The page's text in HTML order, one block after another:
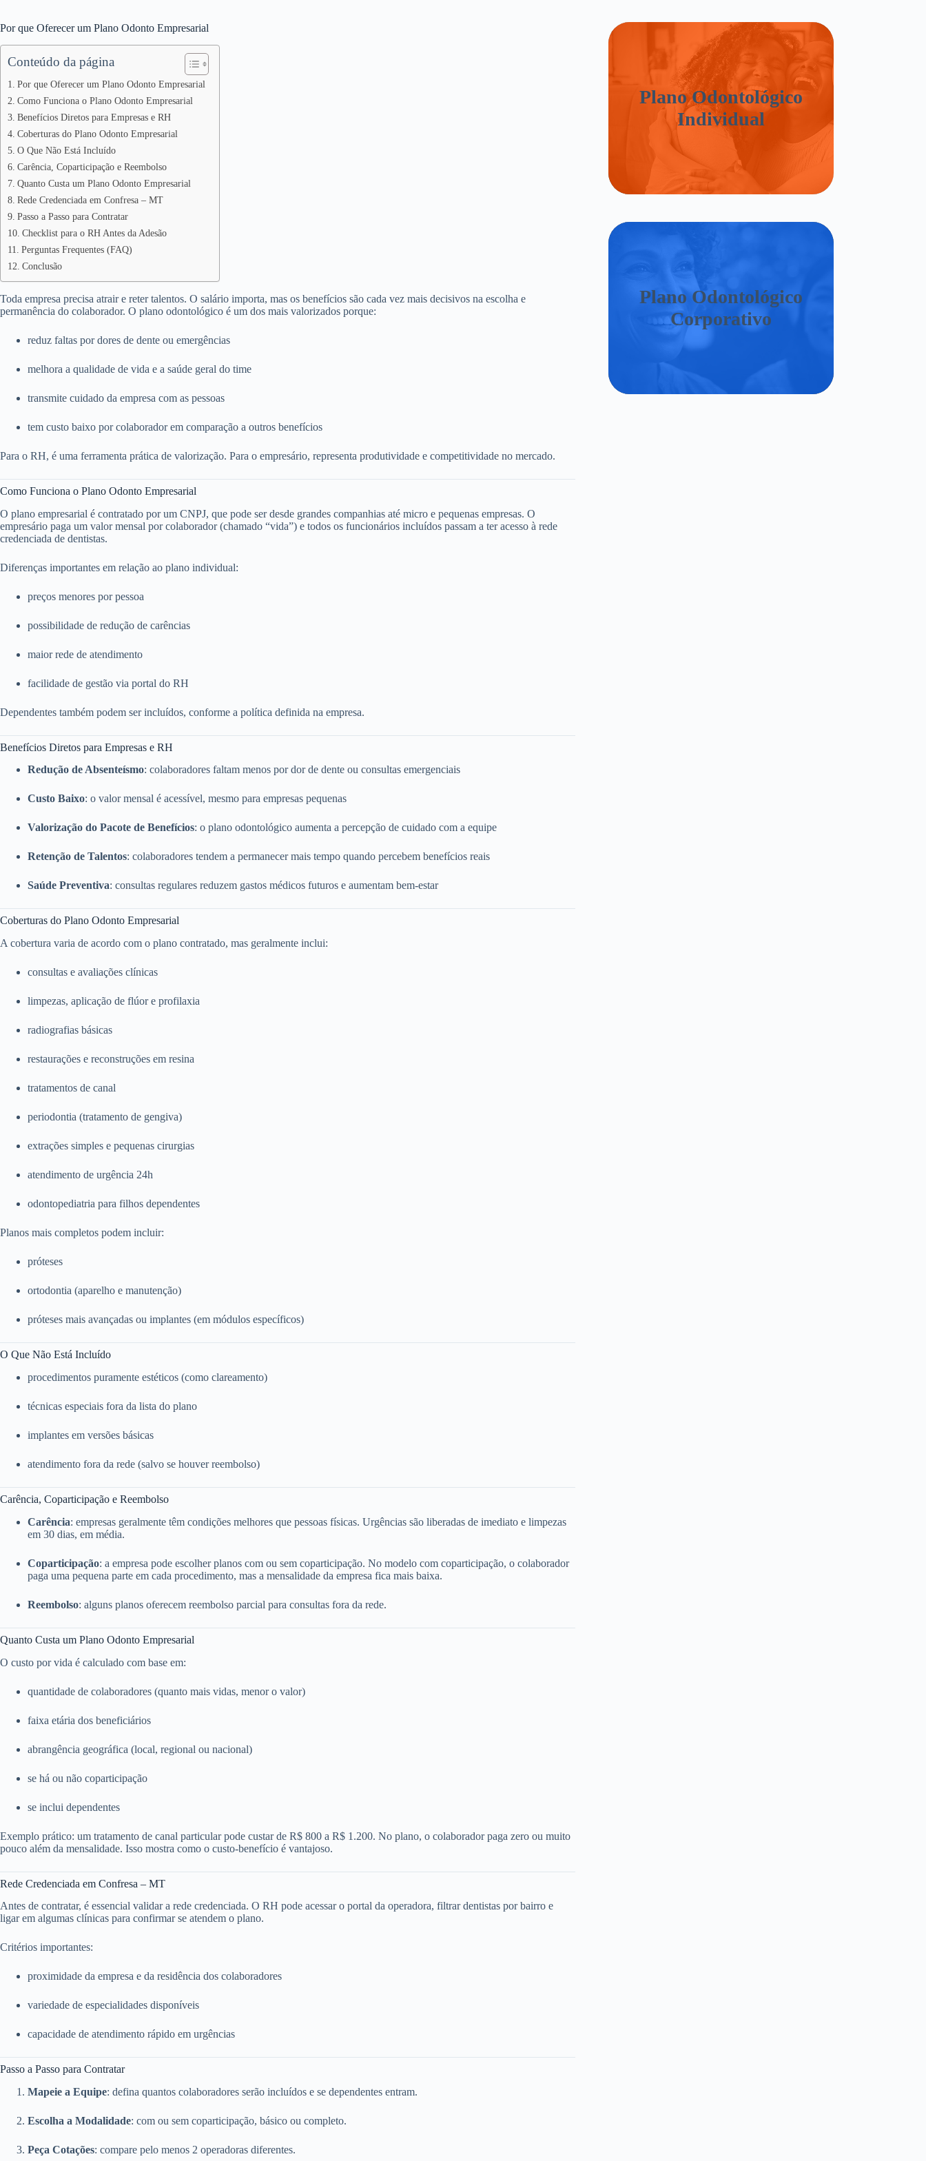
Por que Oferecer um Plano Odonto Empresarial
Conteúdo da página
Por que Oferecer um Plano Odonto Empresarial
Como Funciona o Plano Odonto Empresarial
Benefícios Diretos para Empresas e RH
Coberturas do Plano Odonto Empresarial
O Que Não Está Incluído
Carência, Coparticipação e Reembolso
Quanto Custa um Plano Odonto Empresarial
Rede Credenciada em Confresa – MT
Passo a Passo para Contratar
Checklist para o RH Antes da Adesão
Perguntas Frequentes (FAQ)
Conclusão
Toda empresa precisa atrair e reter talentos. O salário importa, mas os benefícios são cada vez mais decisivos na escolha e
permanência do colaborador. O plano odontológico é um dos mais valorizados porque:
reduz faltas por dores de dente ou emergências
melhora a qualidade de vida e a saúde geral do time
transmite cuidado da empresa com as pessoas
tem custo baixo por colaborador em comparação a outros benefícios
Para o RH, é uma ferramenta prática de valorização. Para o empresário, representa produtividade e competitividade no mercado.
Como Funciona o Plano Odonto Empresarial
O plano empresarial é contratado por um CNPJ, que pode ser desde grandes companhias até micro e pequenas empresas. O
empresário paga um valor mensal por colaborador (chamado “vida”) e todos os funcionários incluídos passam a ter acesso à rede
credenciada de dentistas.
Diferenças importantes em relação ao plano individual:
preços menores por pessoa
possibilidade de redução de carências
maior rede de atendimento
facilidade de gestão via portal do RH
Dependentes também podem ser incluídos, conforme a política definida na empresa.
Benefícios Diretos para Empresas e RH
Redução de Absenteísmo: colaboradores faltam menos por dor de dente ou consultas emergenciais
Custo Baixo: o valor mensal é acessível, mesmo para empresas pequenas
Valorização do Pacote de Benefícios: o plano odontológico aumenta a percepção de cuidado com a equipe
Retenção de Talentos: colaboradores tendem a permanecer mais tempo quando percebem benefícios reais
Saúde Preventiva: consultas regulares reduzem gastos médicos futuros e aumentam bem-estar
Coberturas do Plano Odonto Empresarial
A cobertura varia de acordo com o plano contratado, mas geralmente inclui:
consultas e avaliações clínicas
limpezas, aplicação de flúor e profilaxia
radiografias básicas
restaurações e reconstruções em resina
tratamentos de canal
periodontia (tratamento de gengiva)
extrações simples e pequenas cirurgias
atendimento de urgência 24h
odontopediatria para filhos dependentes
Planos mais completos podem incluir:
próteses
ortodontia (aparelho e manutenção)
próteses mais avançadas ou implantes (em módulos específicos)
O Que Não Está Incluído
procedimentos puramente estéticos (como clareamento)
técnicas especiais fora da lista do plano
implantes em versões básicas
atendimento fora da rede (salvo se houver reembolso)
Carência, Coparticipação e Reembolso
Carência: empresas geralmente têm condições melhores que pessoas físicas. Urgências são liberadas de imediato e limpezas
em 30 dias, em média.
Coparticipação: a empresa pode escolher planos com ou sem coparticipação. No modelo com coparticipação, o colaborador
paga uma pequena parte em cada procedimento, mas a mensalidade da empresa fica mais baixa.
Reembolso: alguns planos oferecem reembolso parcial para consultas fora da rede.
Quanto Custa um Plano Odonto Empresarial
O custo por vida é calculado com base em:
quantidade de colaboradores (quanto mais vidas, menor o valor)
faixa etária dos beneficiários
abrangência geográfica (local, regional ou nacional)
se há ou não coparticipação
se inclui dependentes
Exemplo prático: um tratamento de canal particular pode custar de R$ 800 a R$ 1.200. No plano, o colaborador paga zero ou muito
pouco além da mensalidade. Isso mostra como o custo-benefício é vantajoso.
Rede Credenciada em Confresa – MT
Antes de contratar, é essencial validar a rede credenciada. O RH pode acessar o portal da operadora, filtrar dentistas por bairro e
ligar em algumas clínicas para confirmar se atendem o plano.
Critérios importantes:
proximidade da empresa e da residência dos colaboradores
variedade de especialidades disponíveis
capacidade de atendimento rápido em urgências
Passo a Passo para Contratar
Mapeie a Equipe: defina quantos colaboradores serão incluídos e se dependentes entram.
Escolha a Modalidade: com ou sem coparticipação, básico ou completo.
Peça Cotações: compare pelo menos 2 operadoras diferentes.
Plano Odontológico
Individual
Plano Odontológico
Corporativo